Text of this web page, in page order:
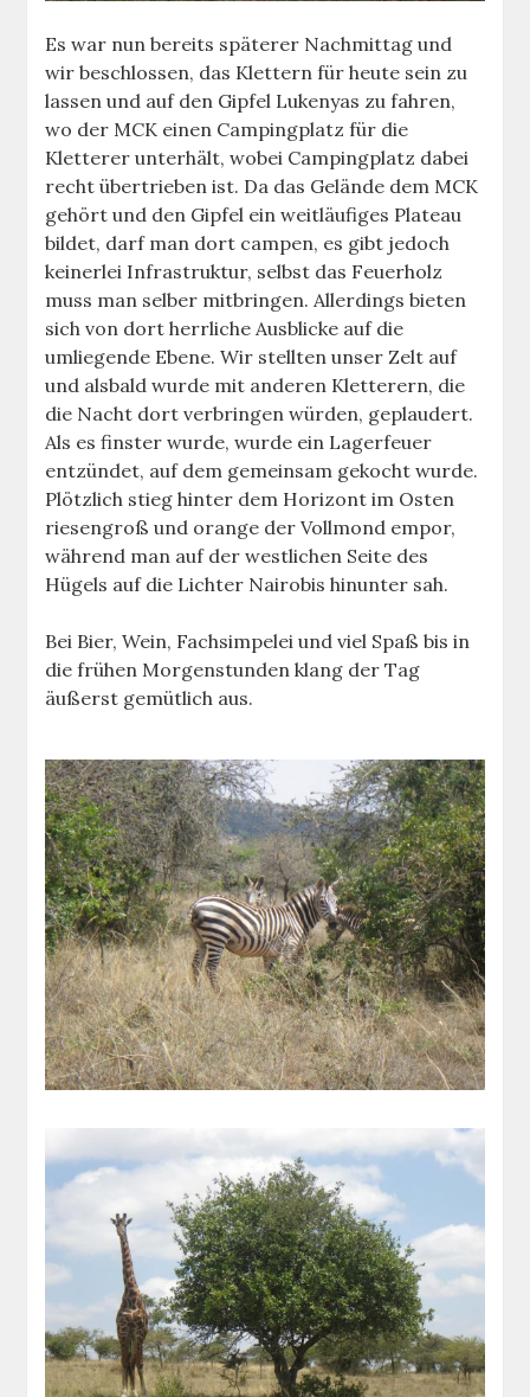
Es war nun bereits späterer Nachmittag und
wir beschlossen, das Klettern für heute sein zu
lassen und auf den Gipfel Lukenyas zu fahren,
wo der MCK einen Campingplatz für die
Kletterer unterhält, wobei Campingplatz dabei
recht übertrieben ist. Da das Gelände dem MCK
gehört und den Gipfel ein weitläufiges Plateau
bildet, darf man dort campen, es gibt jedoch
keinerlei Infrastruktur, selbst das Feuerholz
muss man selber mitbringen. Allerdings bieten
sich von dort herrliche Ausblicke auf die
umliegende Ebene. Wir stellten unser Zelt auf
und alsbald wurde mit anderen Kletterern, die
die Nacht dort verbringen würden, geplaudert.
Als es finster wurde, wurde ein Lagerfeuer
entzündet, auf dem gemeinsam gekocht wurde.
Plötzlich stieg hinter dem Horizont im Osten
riesengroß und orange der Vollmond empor,
während man auf der westlichen Seite des
Hügels auf die Lichter Nairobis hinunter sah.
Bei Bier, Wein, Fachsimpelei und viel Spaß bis in
die frühen Morgenstunden klang der Tag
äußerst gemütlich aus.